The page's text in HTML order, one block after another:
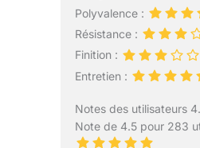
Polyvalence :
Résistance :
Finition :
Entretien :
Notes des utilisateurs
Note de 4.5 pour 283